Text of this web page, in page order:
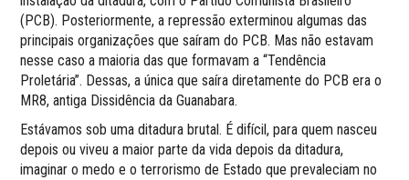
(PCB). Posteriormente, a repressão exterminou algumas das
principais organizações que saíram do PCB. Mas não estavam
nesse caso a maioria das que formavam a “Tendência
Proletária”. Dessas, a única que saíra diretamente do PCB era o
MR8, antiga Dissidência da Guanabara.
Estávamos sob uma ditadura brutal. É difícil, para quem nasceu
depois ou viveu a maior parte da vida depois da ditadura,
imaginar o medo e o terrorismo de Estado que prevaleciam no